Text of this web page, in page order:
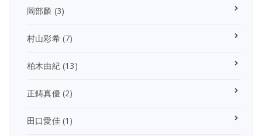
岡部麟 (3)
村山彩希(7)
柏木由紀(13)
正鋳真優(2)
田口愛佳(1)